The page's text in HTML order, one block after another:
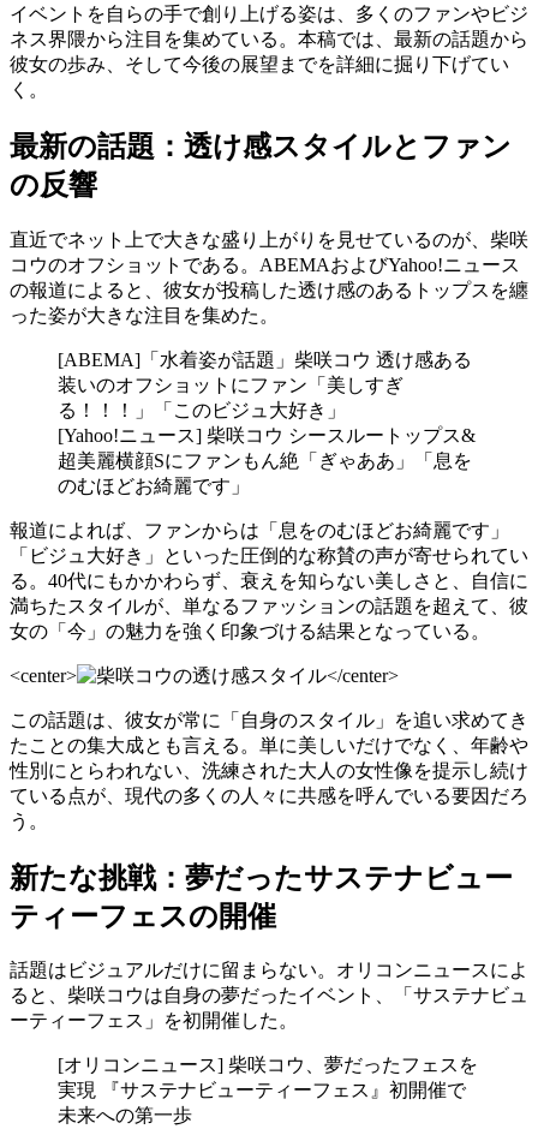
イベントを自らの手で創り上げる姿は、多くのファンやビジ
ネス界隈から注目を集めている。本稿では、最新の話題から
彼女の歩み、そして今後の展望までを詳細に掘り下げてい
く。
最新の話題：透け感スタイルとファン
の反響
直近でネット上で大きな盛り上がりを見せているのが、柴咲
コウのオフショットである。ABEMAおよびYahoo!ニュース
の報道によると、彼女が投稿した透け感のあるトップスを纏
った姿が大きな注目を集めた。
[ABEMA]「水着姿が話題」柴咲コウ 透け感ある
装いのオフショットにファン「美しすぎ
る！！！」「このビジュ大好き」
[Yahoo!ニュース] 柴咲コウ シースルートップス&
超美麗横顔Sにファンもん絶「ぎゃああ」「息を
のむほどお綺麗です」
報道によれば、ファンからは「息をのむほどお綺麗です」
「ビジュ大好き」といった圧倒的な称賛の声が寄せられてい
る。40代にもかかわらず、衰えを知らない美しさと、自信に
満ちたスタイルが、単なるファッションの話題を超えて、彼
女の「今」の魅力を強く印象づける結果となっている。
<center> </center>
この話題は、彼女が常に「自身のスタイル」を追い求めてき
たことの集大成とも言える。単に美しいだけでなく、年齢や
性別にとらわれない、洗練された大人の女性像を提示し続け
ている点が、現代の多くの人々に共感を呼んでいる要因だろ
う。
新たな挑戦：夢だったサステナビュー
ティーフェスの開催
話題はビジュアルだけに留まらない。オリコンニュースによ
ると、柴咲コウは自身の夢だったイベント、「サステナビュ
ーティーフェス」を初開催した。
[オリコンニュース] 柴咲コウ、夢だったフェスを
実現 『サステナビューティーフェス』初開催で
未来への第一歩